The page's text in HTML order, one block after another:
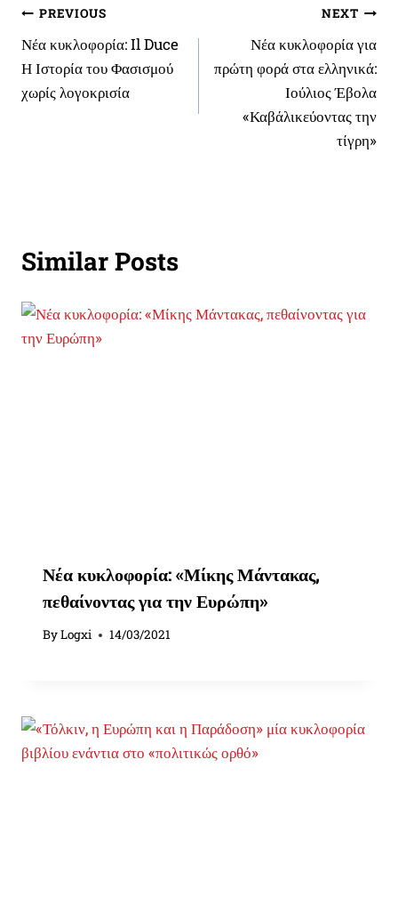
€
.
Πλοήγηση
άρθρων
PREVIOUS
Νέα κυκλοφορία: Il Duce
Η Ιστορία του Φασισμού
χωρίς λογοκρισία
NEXT
Νέα κυκλοφορία για
πρώτη φορά στα ελληνικά:
Ιούλιος Έβολα
«Καβάλικεύοντας την
τίγρη»
Similar Posts
Νέα κυκλοφορία: «Μίκης Μάντακας,
πεθαίνοντας για την Ευρώπη»
ByLogxi 14/03/2021